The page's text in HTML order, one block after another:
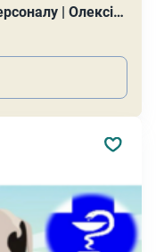
| Олексій